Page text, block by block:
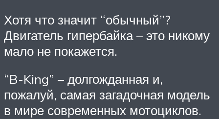
Хотя что значит “обычный”?
Двигатель гипербайка – это никому
мало не покажется.
“B-King” – долгожданная и,
пожалуй, самая загадочная модель
в мире современных мотоциклов.